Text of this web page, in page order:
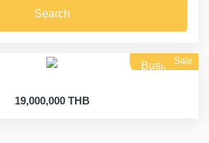
Search
Business
Sale
19,000,000 THB